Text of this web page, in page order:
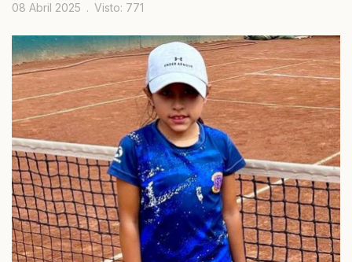
08 Abril 2025 Visto: 771